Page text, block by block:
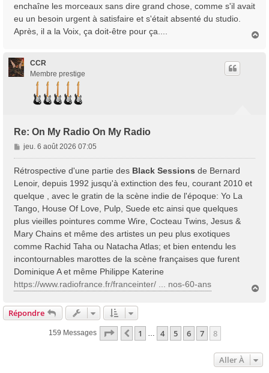
enchaîne les morceaux sans dire grand chose, comme s'il avait
eu un besoin urgent à satisfaire et s'était absenté du studio.
Après, il a la Voix, ça doit-être pour ça....
CCR
Membre prestige
Re: On My Radio On My Radio
M
e
s
a
g
e
jeu. 6 août 2026 07:05
Rétrospective d'une partie des Black Sessions de Bernard
Lenoir, depuis 1992 jusqu'à extinction des feu, courant 2010 et
quelque , avec le gratin de la scène indie de l'époque: Yo La
Tango, House Of Love, Pulp, Suede etc ainsi que quelques
plus vieilles pointures comme Wire, Cocteau Twins, Jesus &
Mary Chains et même des artistes un peu plus exotiques
comme Rachid Taha ou Natacha Atlas; et bien entendu les
incontournables marottes de la scène françaises que furent
Dominique A et même Philippe Katerine
https://www.radiofrance.fr/franceinter/ ... nos-60-ans
Répondre
159 Messages Page Sur
Précédente
1 4 5 6 7 8
Aller À